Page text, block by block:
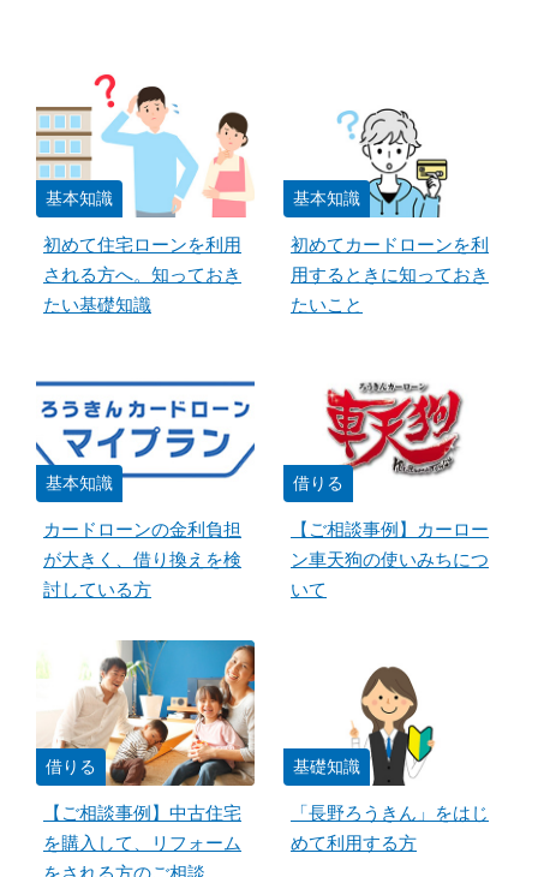
基本知識
初めて住宅ローンを利用
される方へ。知っておき
たい基礎知識
基本知識
初めてカードローンを利
用するときに知っておき
たいこと
基本知識
カードローンの金利負担
が大きく、借り換えを検
討している方
借りる
【ご相談事例】カーロー
ン車天狗の使いみちにつ
いて
借りる
【ご相談事例】中古住宅
を購入して、リフォーム
をされる方のご相談
基礎知識
「長野ろうきん」をはじ
めて利用する方